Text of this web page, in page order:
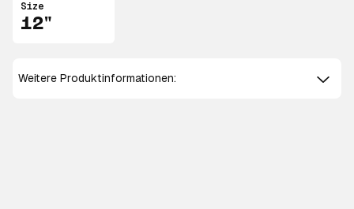
Size
12"
Weitere Produktinformationen: